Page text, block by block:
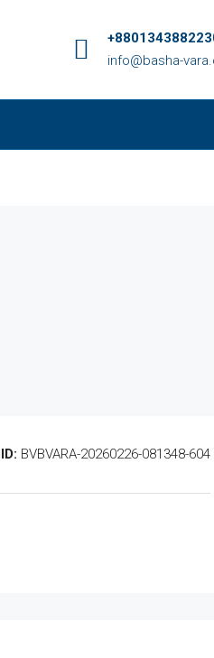
info@basha-
BVBVARA-20260226-081348-604